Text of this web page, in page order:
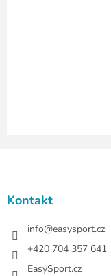
Kontakt
info@easysport.cz
+420 704 357 641
EasySport.cz